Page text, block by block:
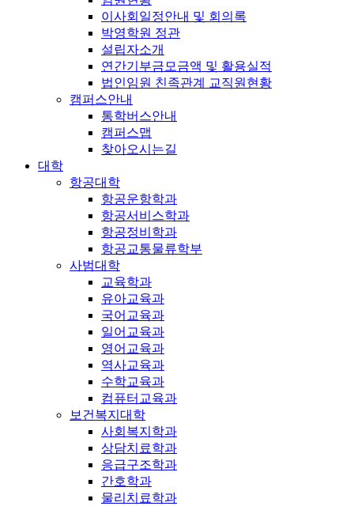
이사회일정안내 및 회의록
박영학원 정관
설립자소개
연간기부금모금액 및 활용실적
법인임원 친족관계 교직원현황
캠퍼스안내
통학버스안내
캠퍼스맵
찾아오시는길
대학
항공대학
항공운항학과
항공서비스학과
항공정비학과
항공교통물류학부
사범대학
교육학과
유아교육과
국어교육과
일어교육과
영어교육과
역사교육과
수학교육과
컴퓨터교육과
보건복지대학
사회복지학과
상담치료학과
응급구조학과
간호학과
물리치료학과